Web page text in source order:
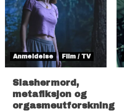
Anmeldelse Film / TV
Slashermord,
metafiksjon og
orgasmeutforskning